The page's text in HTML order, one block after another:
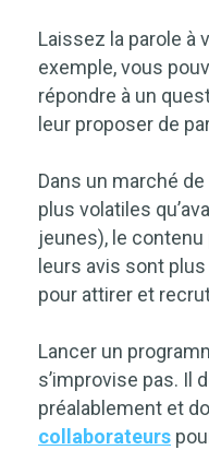
Laissez la parole à
exemple, vous
répondre à un
leur proposer de
Dans un marché
plus volatiles
jeunes), le
leurs avis sont
pour attirer et
Lancer un
s’improvise pas. Il
préalablement et
collaborateurs